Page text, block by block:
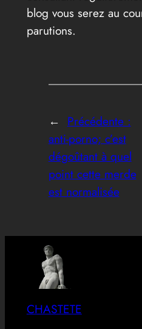
blog vous serez au
parutions.
← Précédente :
anti-porno; c’est
dégoûtant à quel
point cette merde
est normalisée
CHASTETE